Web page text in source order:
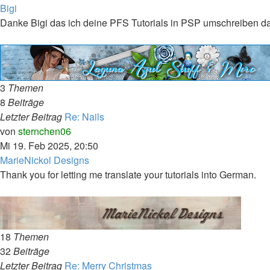
Bigi
Danke Bigi das ich deine PFS Tutorials in PSP umschreiben
3 Themen
8 Beiträge
Letzter Beitrag Re: Nails
von sternchen06Neuester
Beitrag
Mi 19. Feb 2025, 20:50
MarieNickol Designs
Thank you for letting me translate your tutorials into German.
18 Themen
32Beiträge
Letzter Beitrag Re: Merry Christmas